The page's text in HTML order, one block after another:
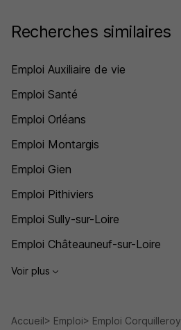
Recherches similaires
Emploi Auxiliaire de vie
Emploi Santé
Emploi Orléans
Emploi Montargis
Emploi Gien
Emploi Pithiviers
Emploi Sully-sur-Loire
Emploi Châteauneuf-sur-Loire
Voir plus
Accueil Emploi
Emploi Corquilleroy